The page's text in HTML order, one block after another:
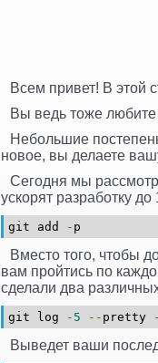
Всем привет! В этой
Вы ведь тоже любите
Небольшие
новое, вы делаете
Сегодня мы
ускорят разработку до
git add - p
Вместо того, чтобы
вам пройтись по
сделали два
git log - 5 -- pretty
Выведет ваши